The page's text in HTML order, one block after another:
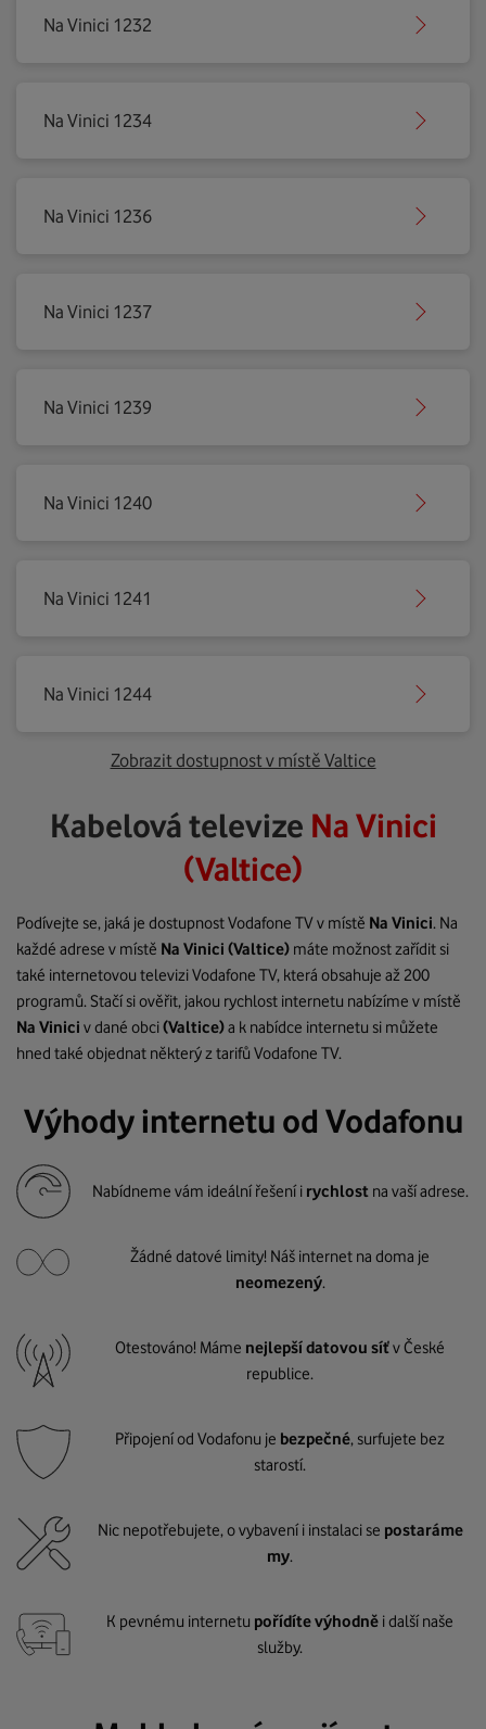
Na Vinici 1232
Na Vinici 1234
Na Vinici 1236
Na Vinici 1237
Na Vinici 1239
Na Vinici 1240
Na Vinici 1241
Na Vinici 1244
Zobrazit dostupnost v místě Valtice
Kabelová televize Na Vinici
(Valtice)
Podívejte se, jaká je dostupnost Vodafone TV v místě Na Vinici. Na
každé adrese v místě Na Vinici (Valtice) máte možnost zařídit si
také internetovou televizi Vodafone TV, která obsahuje až 200
programů. Stačí si ověřit, jakou rychlost internetu nabízíme v místě
Na Vinici v dané obci(Valtice)a k nabídce internetu si můžete
hned také objednat některý z tarifů Vodafone TV.
Výhody internetu od Vodafonu
Nabídneme vám ideální řešení i rychlost na vaší adrese.
Žádné datové limity! Náš internet na doma je
neomezený.
Otestováno! Máme nejlepší datovou síťv České
republice.
Připojení od Vodafonu je bezpečné, surfujete bez
starostí.
Nic nepotřebujete, o vybavení i instalaci se postaráme
my.
K pevnému internetu pořídíte výhodně i další naše
služby.